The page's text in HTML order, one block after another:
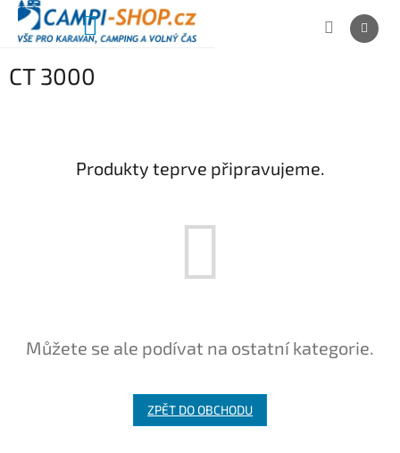
Přejít
obsah
NÁKUPNÍ
CT 3000
Produkty teprve připravujeme.
Můžete se ale podívat na ostatní kategorie.
ZPĚT DO OBCHODU